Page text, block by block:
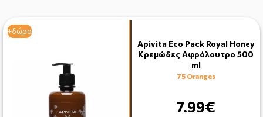
+δώρο
+δώρο
Apivita Eco Pack Royal Honey
Κρεμώδες Αφρόλουτρο 500
ml
75 Oranges
7.99€